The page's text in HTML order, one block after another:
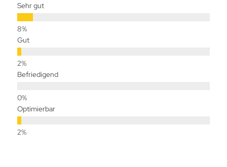
Sehr gut
Gut
Befriedigend
Optimierbar